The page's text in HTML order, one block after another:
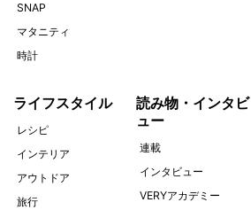
SNAP
マタニティ
時計
ライフスタイル
レシピ
インテリア
アウトドア
旅行
読み物・インタビ
ュー
連載
インタビュー
VERYアカデミー